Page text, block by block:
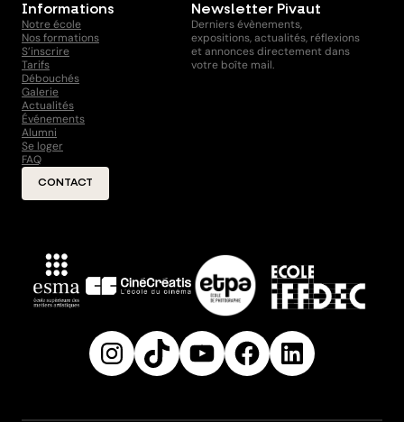
Informations
Notre école
Nos formations
S’inscrire
Tarifs
Débouchés
Galerie
Actualités
Événements
Alumni
Se loger
FAQ
CONTACT
Newsletter Pivaut
Derniers évènements,
expositions, actualités, réflexions
et annonces directement dans
votre boîte mail.
Instagram
TikTokYouTube
Facebook
LinkedIn